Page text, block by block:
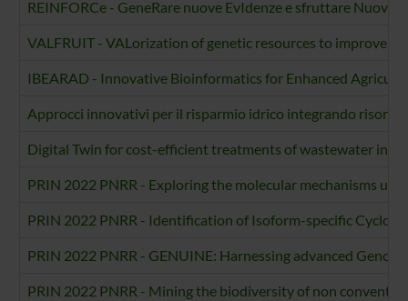
REINFORCe - GeneRare nuove EvIdenze e sfruttare
VALFRUIT - VALorization of genetic resources to improve
IBEARAD - Innovative Bioinformatics for Enhanced
Approcci innovativi per il risparmio idrico integrando
Digital Twin for cost-efficient treatments of wastewater in
PRIN 2022 PNRR - Exploring the molecular mechanisms
PRIN 2022 PNRR - Identification of Isoform-specific
PRIN 2022 PNRR - GENUINE: Harnessing advanced
PRIN 2022 PNRR - Mining the biodiversity of non